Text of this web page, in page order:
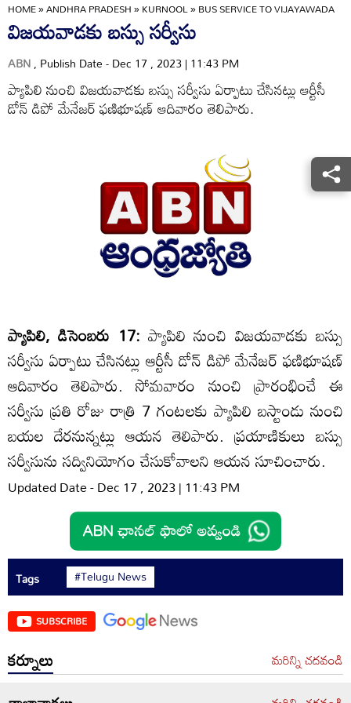
HOME»ANDHRA PRADESH»KURNOOL»BUS SERVICE TO VIJAYAWADA
విజయవాడకు బస్సు సర్వీసు
ABN, Publish Date - Dec 17 , 2023 | 11:43 PM
ప్యాపిలి నుంచి విజయవాడకు బస్సు సర్వీసు ఏర్పాటు చేసినట్లు ఆర్టీసీ
డోన్‌ డిపో మేనేజర్‌ ఫణిభూషణ్‌ ఆదివారం తెలిపారు.
ప్యాపిలి, డిసెంబరు 17: ప్యాపిలి నుంచి విజయవాడకు బస్సు
సర్వీసు ఏర్పాటు చేసినట్లు ఆర్టీసీ డోన్‌ డిపో మేనేజర్‌ ఫణిభూషణ్‌
ఆదివారం తెలిపారు. సోమవారం నుంచి ప్రారంభించే ఈ
సర్వీసు ప్రతి రోజు రాత్రి 7 గంటలకు ప్యాపిలి బస్టాండు నుంచి
బయల దేరనున్నట్లు ఆయన తెలిపారు. ప్రయాణికులు బస్సు
సర్వీసును సద్వినియోగం చేసుకోవాలని ఆయన సూచించారు.
Updated Date - Dec 17 , 2023 | 11:43 PM
Tags #Telugu News
SUBSCRIBE
కర్నూలు మరిన్ని చదవండి